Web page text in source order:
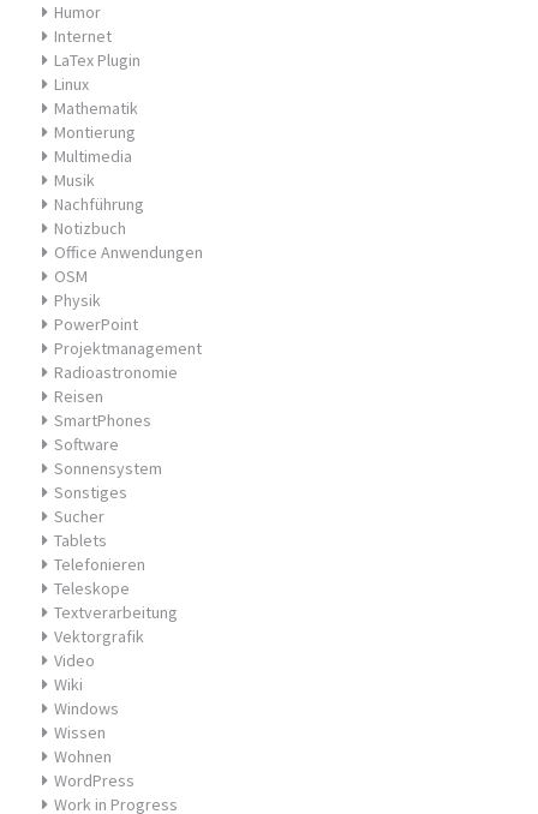
Humor
Internet
LaTex Plugin
Linux
Mathematik
Montierung
Multimedia
Musik
Nachführung
Notizbuch
Office Anwendungen
OSM
Physik
PowerPoint
Projektmanagement
Radioastronomie
Reisen
SmartPhones
Software
Sonnensystem
Sonstiges
Sucher
Tablets
Telefonieren
Teleskope
Textverarbeitung
Vektorgrafik
Video
Wiki
Windows
Wissen
Wohnen
WordPress
Work in Progress